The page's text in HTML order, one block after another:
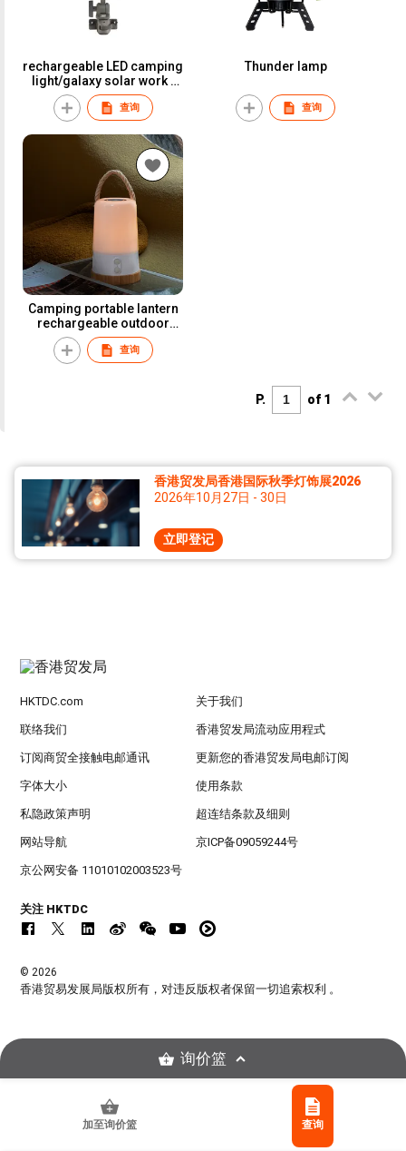
rechargeable LED camping
light/galaxy solar work /
garden light
查询
Thunder lamp
查询
Camping portable lantern
rechargeable outdoor
waterproof lantern RGB
atmosphere light with
Bluetooth speaker
查询
P. of 1
香港贸发局香港国际秋季灯饰展2026
2026年10月27日 - 30日
立即登记
加至询价篮 查询
HKTDC.com 关于我们
联络我们 香港贸发局流动应用程式
订阅商贸全接触电邮通讯 更新您的香港贸发局电邮订阅
字体大小 使用条款
私隐政策声明 超连结条款及细则
网站导航 京ICP备09059244号
京公网安备 11010102003523号
关注 HKTDC
© 2026
香港贸易发展局版权所有，对违反版权者保留一切追索权利 。
询价篮